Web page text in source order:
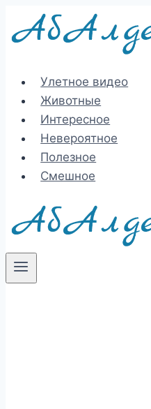
Перейти
Улетное видео
Животные
Интересное
Невероятное
Полезное
Смешное